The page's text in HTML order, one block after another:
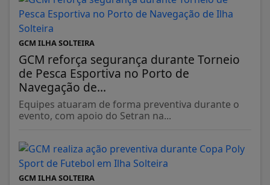
GCM ILHA SOLTEIRA
GCM reforça segurança durante Torneio
de Pesca Esportiva no Porto de
Navegação de...
Equipes atuaram de forma preventiva durante o
evento, com apoio do Setran na...
GCM ILHA SOLTEIRA